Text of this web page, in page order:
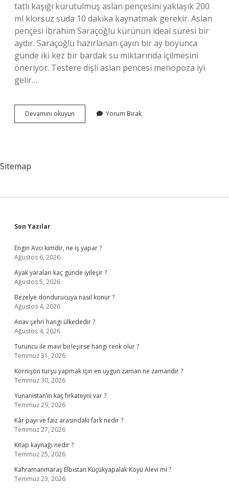
tatlı kaşığı kurutulmuş aslan pençesini yaklaşık 200
ml klorsuz suda 10 dakika kaynatmak gerekir. Aslan
pençesi İbrahim Saraçoğlu kürünün ideal süresi bir
aydır. Saraçoğlu hazırlanan çayın bir ay boyunca
günde iki kez bir bardak su miktarında içilmesini
öneriyor. Testere dişli aslan pencesi menopoza iyi
gelir…
Devamını okuyun
Dişli
Yorum Bırak
Sitemap
Sidebar
Son Yazılar
Engin Avcı kimdir, ne iş yapar ?
Ağustos 6, 2026
Ayak yaraları kaç günde iyileşir ?
Ağustos 5, 2026
Bezelye dondurucuya nasıl konur ?
Ağustos 4, 2026
Anav şehri hangi ülkededir ?
Ağustos 4, 2026
Turuncu ile mavi birleşirse hangi renk olur ?
Temmuz 31, 2026
Kornişon turşu yapmak için en uygun zaman ne zamandır ?
Temmuz 30, 2026
Yunanistan’ın kaç fırkateyni var ?
Temmuz 29, 2026
Kâr payı ve faiz arasındaki fark nedir ?
Temmuz 27, 2026
Kitap kaynağı nedir ?
Temmuz 25, 2026
Kahramanmaraş Elbistan Küçükyapalak Köyü Alevi mi ?
Temmuz 23, 2026